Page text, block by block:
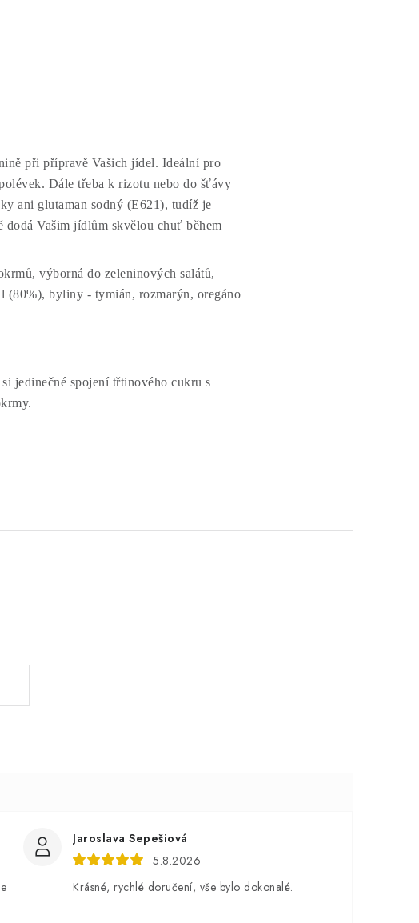
při přípravě Vašich jídel. Ideální pro
Dále třeba k rizotu nebo do šťávy
ani glutaman sodný (E621), tudíž je
dodá Vašim jídlům skvělou chuť během
výborná do zeleninových salátů,
(80%), byliny - tymián, rozmarýn, oregáno
jedinečné spojení třtinového cukru s
Jaroslava Sepešiová
5.8.2026
Krásné, rychlé doručení, vše bylo dokonalé.